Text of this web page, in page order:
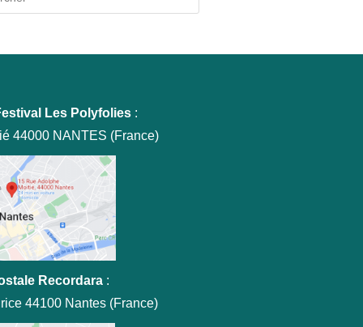
search
Les Polyfolies:
44000 NANTES (France)
Recordara:
44100 Nantes (France)